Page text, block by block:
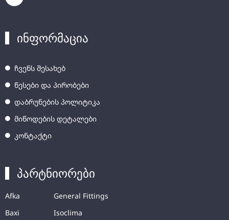
ინფორმაცია
ჩვენს შესახებ
წესები და პირობები
დაბრუნების პოლიტიკა
მიწოდების დეტალები
კონტაქტი
პარტნიორები
Afka
Baxi
General Fittings
Isoclima